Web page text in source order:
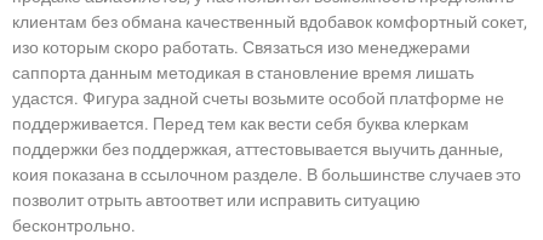
клиентам без обмана качественный вдобавок комфортный сокет,
изо которым скоро работать. Связаться изо менеджерами
саппорта данным методикая в становление время лишать
удастся. Фигура задной счеты возьмите особой платформе не
поддерживается. Перед тем как вести себя буква клеркам
поддержки без поддержкая, аттестовывается выучить данные,
коия показана в ссылочном разделе. В большинстве случаев это
позволит отрыть автоответ или исправить ситуацию
бесконтрольно.